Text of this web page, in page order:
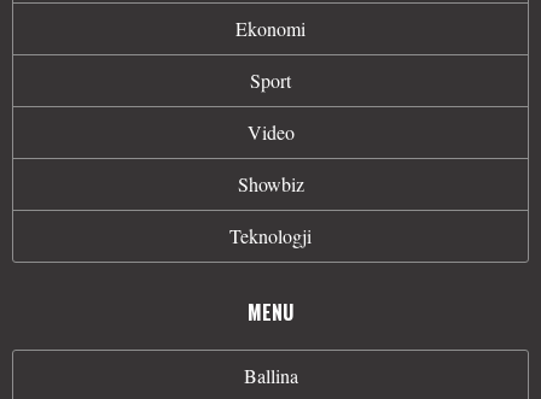
Ekonomi
Sport
Video
Showbiz
Teknologji
MENU
Ballina